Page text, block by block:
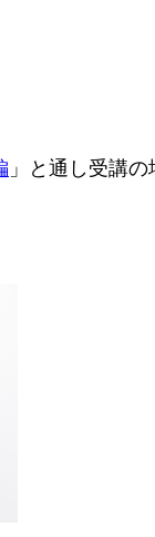
」と通し受講